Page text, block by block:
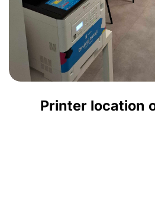
Printer location